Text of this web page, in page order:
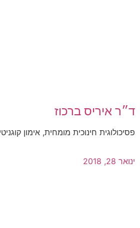
ד״ר איריס ברכוז
פסיכולוגית חינוכית מומחית, אימון
ינואר 28, 2018